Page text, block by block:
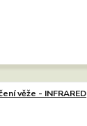
věže - INFRARED